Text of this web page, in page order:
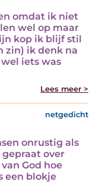
omdat ik niet
wel op maar
kop ik blijf stil
zin) ik denk na
iets was
Lees meer >
netgedicht
onrustig als
over
God hoe
een blokje